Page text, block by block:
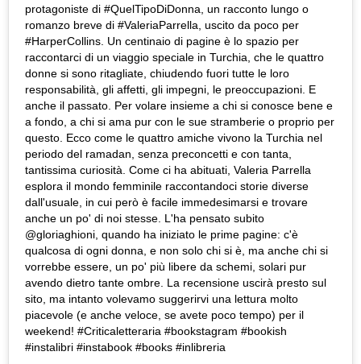
protagoniste di #QuelTipoDiDonna, un racconto lungo o
romanzo breve di #ValeriaParrella, uscito da poco per
#HarperCollins. Un centinaio di pagine è lo spazio per
raccontarci di un viaggio speciale in Turchia, che le quattro
donne si sono ritagliate, chiudendo fuori tutte le loro
responsabilità, gli affetti, gli impegni, le preoccupazioni. E
anche il passato. Per volare insieme a chi si conosce bene e
a fondo, a chi si ama pur con le sue stramberie o proprio per
questo. Ecco come le quattro amiche vivono la Turchia nel
periodo del ramadan, senza preconcetti e con tanta,
tantissima curiosità. Come ci ha abituati, Valeria Parrella
esplora il mondo femminile raccontandoci storie diverse
dall'usuale, in cui però è facile immedesimarsi e trovare
anche un po' di noi stesse. L'ha pensato subito
@gloriaghioni, quando ha iniziato le prime pagine: c'è
qualcosa di ogni donna, e non solo chi si è, ma anche chi si
vorrebbe essere, un po' più libere da schemi, solari pur
avendo dietro tante ombre. La recensione uscirà presto sul
sito, ma intanto volevamo suggerirvi una lettura molto
piacevole (e anche veloce, se avete poco tempo) per il
weekend! #Criticaletteraria #bookstagram #bookish
#instalibri #instabook #books #inlibreria